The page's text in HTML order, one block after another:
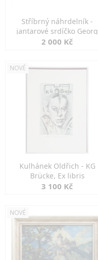
Stříbrný náhrdelník -
jantarové srdíčko Georg
Kramer
2 000 Kč
NOVÉ
Kulhánek Oldřich - KG
Brücke, Ex libris
3 100 Kč
NOVÉ